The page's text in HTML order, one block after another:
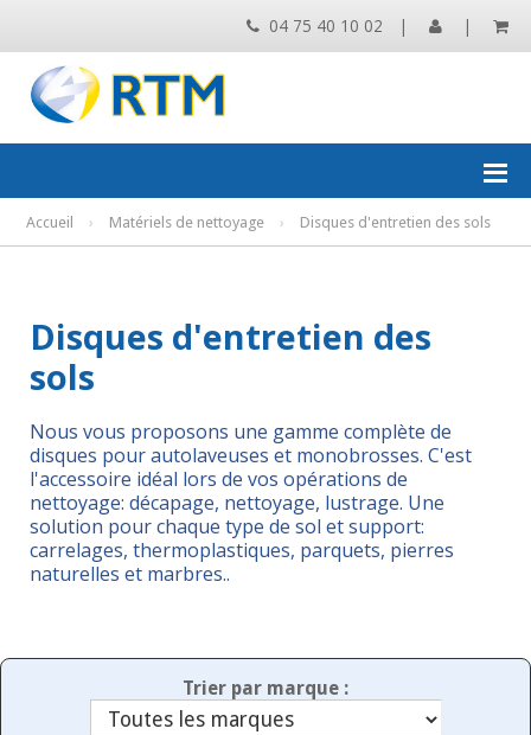
04 75 40 10 02 | |
Accueil › Matériels de nettoyage › Disques d'entretien des sols
Disques d'entretien des
sols
Nous vous proposons une gamme complète de
disques pour autolaveuses et monobrosses. C'est
l'accessoire idéal lors de vos opérations de
nettoyage: décapage, nettoyage, lustrage. Une
solution pour chaque type de sol et support:
carrelages, thermoplastiques, parquets, pierres
naturelles et marbres..
Trier par marque :